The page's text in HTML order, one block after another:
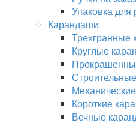
Упаковка для
Карандаши
Трехгранные
Круглые
Короткие
Вечные